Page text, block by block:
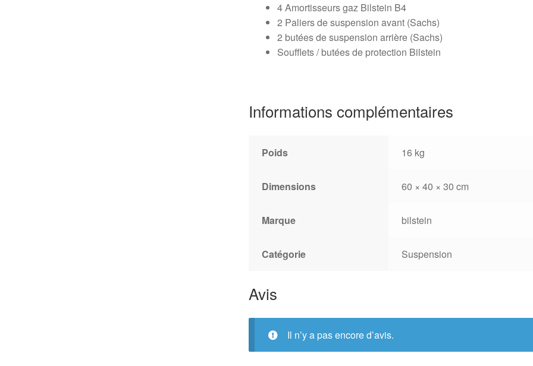
4 Amortisseurs gaz Bilstein B4
2 Paliers de suspension avant (Sachs)
2 butées de suspension arrière (Sachs)
Soufflets / butées de protection Bilstein
Informations complémentaires
Poids 16 kg
Dimensions 60 × 40 × 30 cm
Marque bilstein
Catégorie Suspension
Avis
Il n’y a pas encore d’avis.